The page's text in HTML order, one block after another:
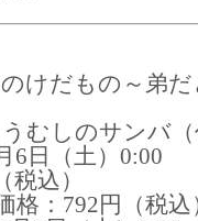
けだもの～弟
むしのサンバ
6日（土）0:00
税込）
格：792円（税込